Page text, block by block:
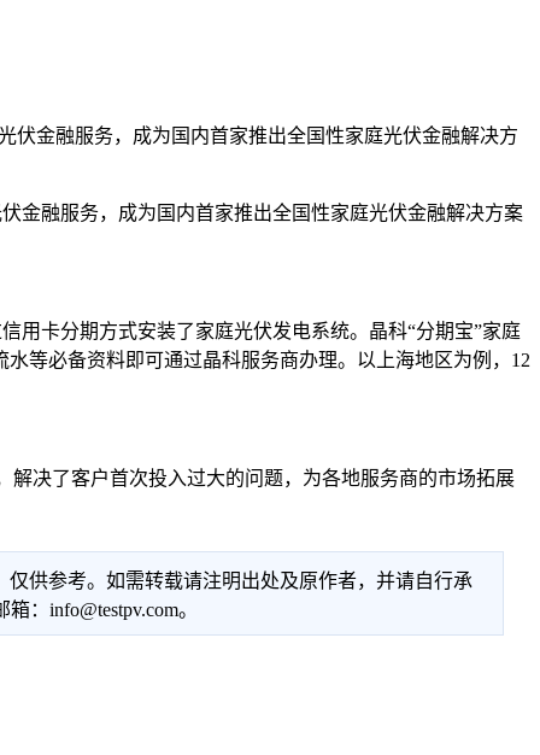
伏金融服务，成为国内首家推出全国性家庭光伏金融解决方
融服务，成为国内首家推出全国性家庭光伏金融解决方案
卡分期方式安装了家庭光伏发电系统。晶科“分期宝”家庭
等必备资料即可通过晶科服务商办理。以上海地区为例，12
决了客户首次投入过大的问题，为各地服务商的市场拓展
供参考。如需转载请注明出处及原作者，并请自行承
：info@testpv.com。